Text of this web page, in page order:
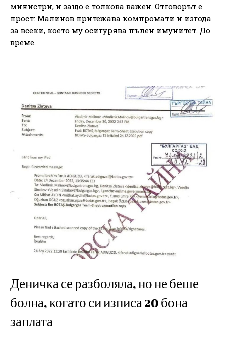
министри, и защо е толкова важен. Отговорът е
прост: Малинов притежава компромати и изгода
за всеки, което му осигурява пълен имунитет. До
време.
Деничка се разболяла, но не беше
болна, когато си изписа 20 бона
заплата